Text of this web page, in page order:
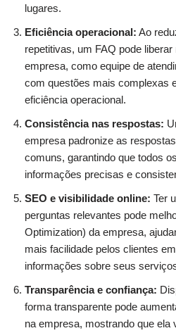
lugares.
Eficiência operacional: Ao
repetitivas, um FAQ pode
empresa, como equipe de
com questões mais complexas
eficiência operacional.
Consistência nas respostas:
empresa padronize as
comuns, garantindo que todos
informações precisas e
SEO e visibilidade online: Ter
perguntas relevantes pode
Optimization) da empresa,
mais facilidade pelos clientes
informações sobre seus
Transparência e confiança:
forma transparente pode
na empresa, mostrando que ela